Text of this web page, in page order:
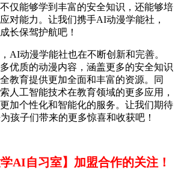
仅能够学到丰富的安全知识，还能够培
对能力。让我们携手AI动漫学能社，
长保驾护航吧！
AI动漫学能社也在不断创新和完善。
优质的动漫内容，涵盖更多的安全知识
教育提供更加全面和丰富的资源。同
人工智能技术在教育领域的更多应用，
加个性化和智能化的服务。让我们期待
孩子们带来的更多惊喜和收获吧！
AI自习室】加盟合作的关注！